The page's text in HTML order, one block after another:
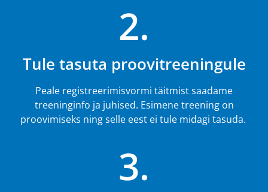
2.
Tule tasuta proovitreeningule
Peale registreerimisvormi täitmist saadame
treeninginfo ja juhised. Esimene treening on
proovimiseks ning selle eest ei tule midagi tasuda.
3.